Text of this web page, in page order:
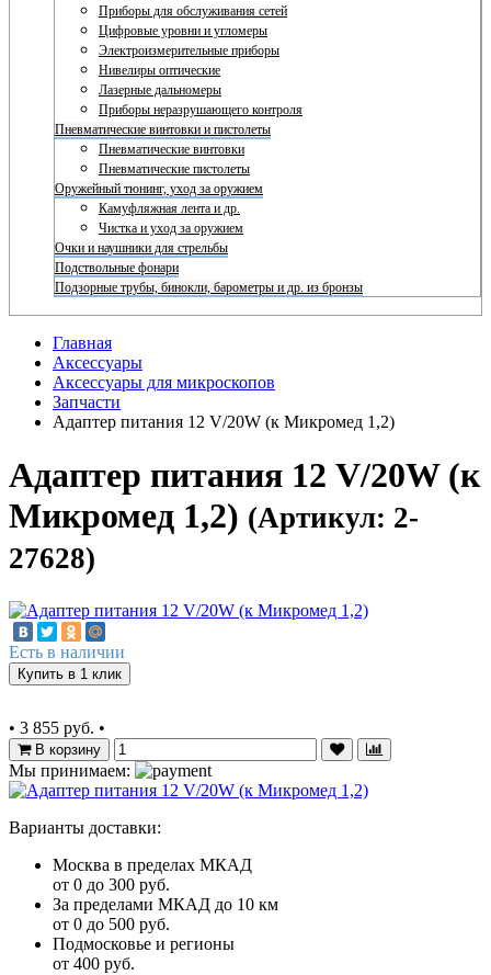
Приборы для обслуживания сетей
Цифровые уровни и угломеры
Электроизмерительные приборы
Нивелиры оптические
Лазерные дальномеры
Приборы неразрушающего контроля
Пневматические винтовки и пистолеты
Пневматические винтовки
Пневматические пистолеты
Оружейный тюнинг, уход за оружием
Камуфляжная лента и др.
Чистка и уход за оружием
Очки и наушники для стрельбы
Подствольные фонари
Подзорные трубы, бинокли, барометры и др. из бронзы
Главная
Аксессуары
Аксессуары для микроскопов
Запчасти
Адаптер питания 12 V/20W (к Микромед 1,2)
Адаптер питания 12 V/20W (к
Микромед 1,2) (Артикул: 2-
27628)
Есть в наличии
Купить в 1 клик
• 3 855 руб. •
В корзину
Мы принимаем:
Варианты доставки:
Москва в пределах МКАД
от 0 до 300 руб.
За пределами МКАД до 10 км
от 0 до 500 руб.
Подмосковье и регионы
от 400 руб.